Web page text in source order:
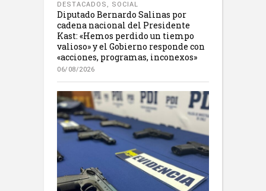
DESTACADOS , SOCIAL
Diputado Bernardo Salinas por
cadena nacional del Presidente
Kast: «Hemos perdido un tiempo
valioso» y el Gobierno responde con
«acciones, programas, inconexos»
06/08/2026